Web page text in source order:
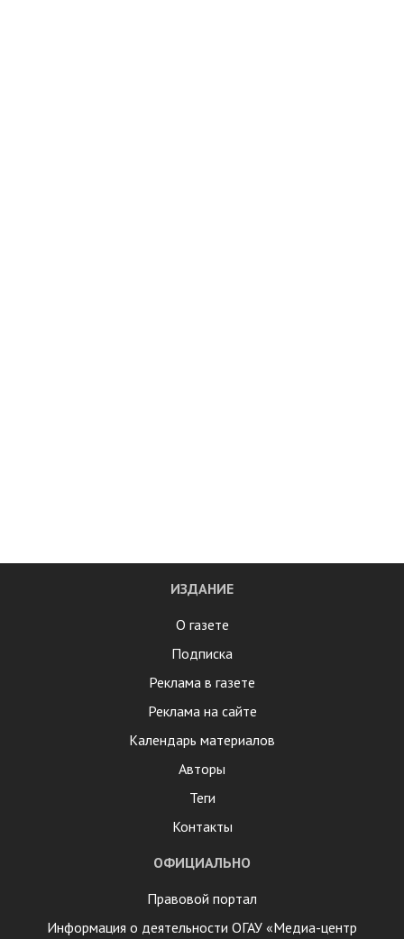
ИЗДАНИЕ
О газете
Подписка
Реклама в газете
Реклама на сайте
Календарь материалов
Авторы
Теги
Контакты
ОФИЦИАЛЬНО
Правовой портал
Информация о деятельности ОГАУ «Медиа-центр